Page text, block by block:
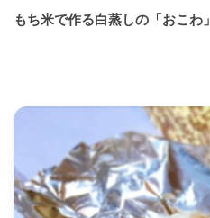
もち米で作る白蒸しの「おこわ」